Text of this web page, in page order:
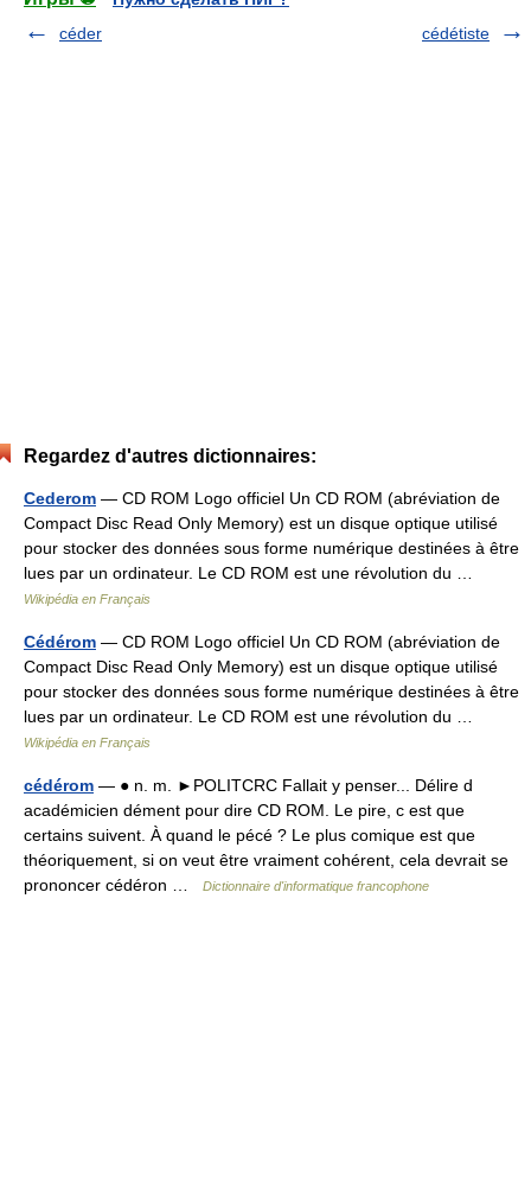
céder
cédétiste
Regardez d'autres dictionnaires:
Cederom — CD ROM Logo officiel Un CD ROM (abréviation de
Compact Disc Read Only Memory) est un disque optique utilisé
pour stocker des données sous forme numérique destinées à être
lues par un ordinateur. Le CD ROM est une révolution du …
Wikipédia en Français
Cédérom — CD ROM Logo officiel Un CD ROM (abréviation de
Compact Disc Read Only Memory) est un disque optique utilisé
pour stocker des données sous forme numérique destinées à être
lues par un ordinateur. Le CD ROM est une révolution du …
Wikipédia en Français
cédérom — ● n. m. ►POLITCRC Fallait y penser... Délire d
académicien dément pour dire CD ROM. Le pire, c est que
certains suivent. À quand le pécé ? Le plus comique est que
théoriquement, si on veut être vraiment cohérent, cela devrait se
prononcer cédéron …
Dictionnaire d'informatique francophone